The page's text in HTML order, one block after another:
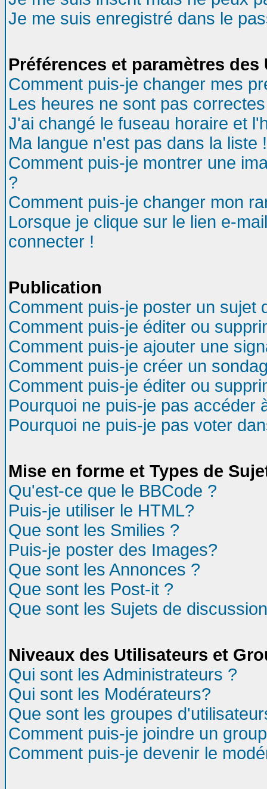
Je me suis enregistré dans le
Préférences et paramètres
Comment puis-je changer mes
Les heures ne sont pas
J'ai changé le fuseau horaire et
Ma langue n'est pas dans la liste !
Comment puis-je montrer une
?
Comment puis-je changer mon
Lorsque je clique sur le lien e-
connecter !
Publication
Comment puis-je poster un sujet
Comment puis-je éditer ou
Comment puis-je ajouter une
Comment puis-je créer un
Comment puis-je éditer ou
Pourquoi ne puis-je pas accéder
Pourquoi ne puis-je pas voter
Mise en forme et Types de
Qu'est-ce que le BBCode ?
Puis-je utiliser le HTML?
Que sont les Smilies ?
Puis-je poster des Images?
Que sont les Annonces ?
Que sont les Post-it ?
Que sont les Sujets de
Niveaux des Utilisateurs et
Qui sont les Administrateurs ?
Qui sont les Modérateurs?
Que sont les groupes
Comment puis-je joindre un
Comment puis-je devenir le